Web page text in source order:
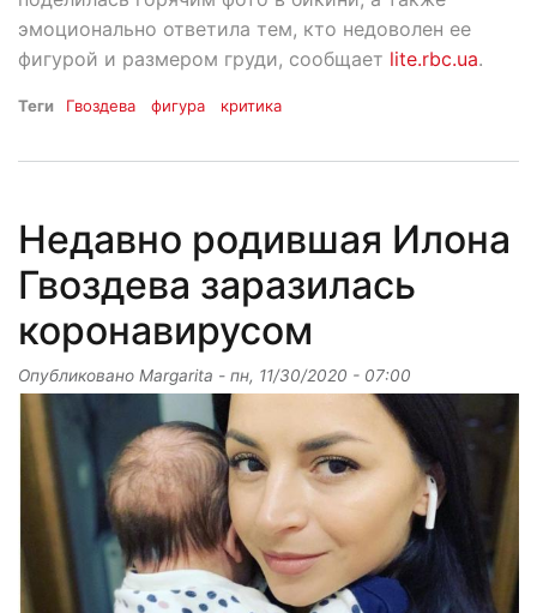
эмоционально ответила тем, кто недоволен ее
фигурой и размером груди, сообщает lite.rbc.ua.
Теги Гвоздева фигура критика
Недавно родившая Илона
Гвоздева заразилась
коронавирусом
Опубликовано Margarita - пн, 11/30/2020 - 07:00